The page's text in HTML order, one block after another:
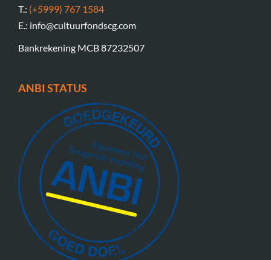
T.: (+5999) 767 1584
E.: info@cultuurfondscg.com
Bankrekening MCB 87232507
ANBI STATUS